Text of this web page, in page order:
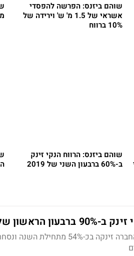
שוהם ביזנס: הפרשה להפסדי
אשראי של 1.5 מ' ש' וירידה של
10% ברווח
שוהם ביזנס: הרווח הנקי זינק
ב-60% ברבעון השני של 2019
של 2019